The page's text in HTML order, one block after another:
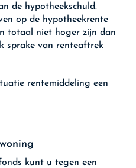
de hypotheekschuld.
op de hypotheekrente
totaal niet hoger zijn dan
sprake van renteaftrek
rentemiddeling een
kunt u tegen een